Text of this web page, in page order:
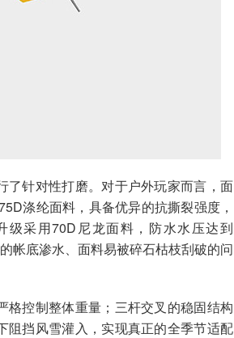
了针对性打磨。对于户外玩家而言，面
涤纶面料，具备优异的抗撕裂强度，
级采用70D尼龙面料，防水水压达到
帐底渗水、面料易被碎石枯枝刮破的问
控制整体重量；三杆交叉的稳固结构
阻挡风雪灌入，实现真正的全季节适配